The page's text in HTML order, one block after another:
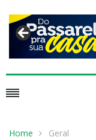
Home Geral